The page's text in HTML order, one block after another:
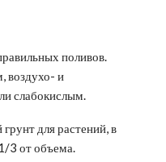
поливов.
воздухо- и
слабокислым.
для растений, в
3 от объема.